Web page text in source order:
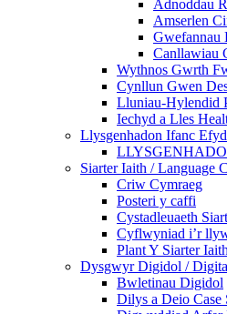
Adnoddau
Amserlen
Gwefannau
Canllawiau
Wythnos Gwrth
Cynllun Gwen
Lluniau-Hylendid
Iechyd a Lles
Llysgenhadon Ifanc
Siarter Iaith / Language
Criw Cymraeg
Posteri y caffi
Cystadleuaeth
Cyflwyniad i’r
Plant Y Siarter Iaith
Dysgwyr Digidol /
Bwletinau Digidol
Dilys a Deio Case